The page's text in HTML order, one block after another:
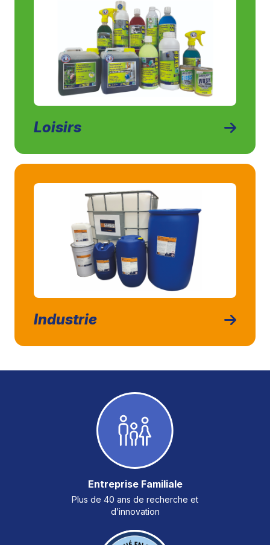
Loisirs
Industrie
Entreprise Familiale
Plus de 40 ans de recherche et
d’innovation